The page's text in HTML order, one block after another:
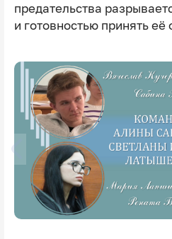
предательства
и готовностью принять её